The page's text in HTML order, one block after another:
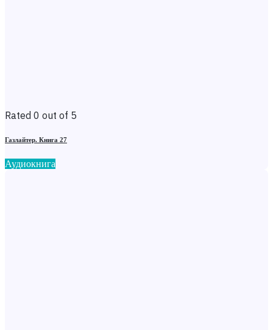
Rated 0 out of 5
Газлайтер. Книга 27
Аудиокнига